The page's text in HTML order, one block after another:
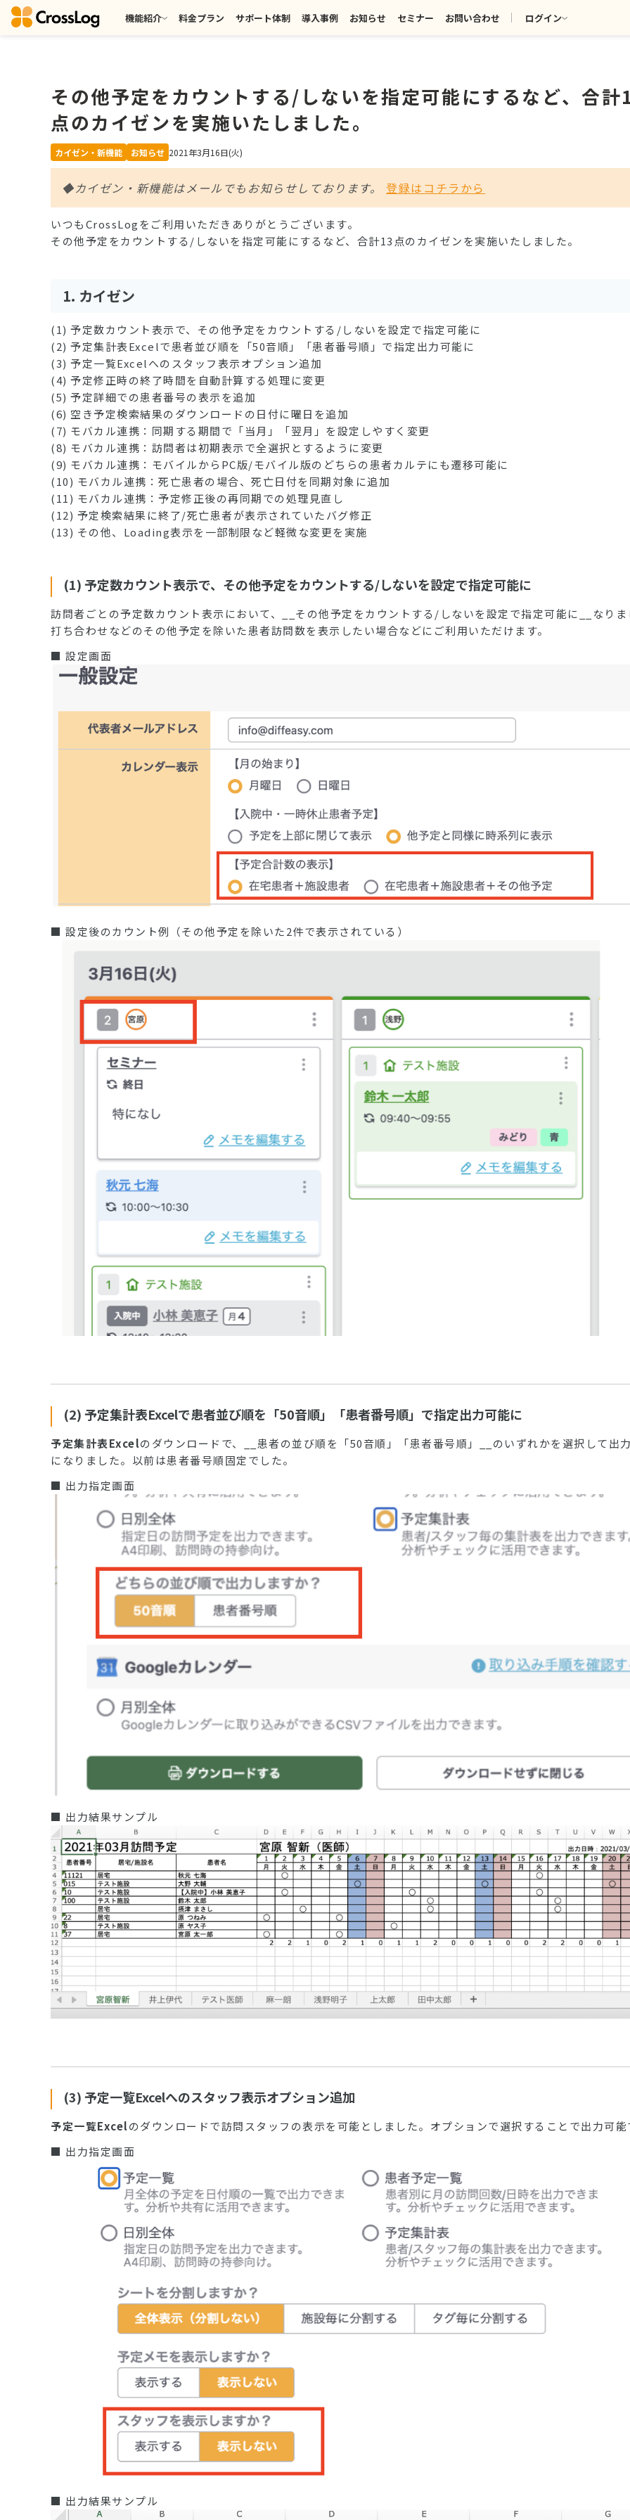
機能紹介 料金プラン サポート体制 導入事例 お知らせ セミナー お問い合わせ ログイン
その他予定をカウントする/しないを指定可能にするなど、合計
点のカイゼンを実施いたしました。
カイゼン・新機能 お知らせ 2021年3月16日(火)
◆カイゼン・新機能はメールでもお知らせしております。 登録はコチラから
いつもCrossLogをご利用いただきありがとうございます。
その他予定をカウントする/しないを指定可能にするなど、合計13点のカイゼンを実施いたしました。
1. カイゼン
(1) 予定数カウント表示で、その他予定をカウントする/しないを設定で指定可能に
(2) 予定集計表Excelで患者並び順を「50音順」「患者番号順」で指定出力可能に
(3) 予定一覧Excelへのスタッフ表示オプション追加
(4) 予定修正時の終了時間を自動計算する処理に変更
(5) 予定詳細での患者番号の表示を追加
(6) 空き予定検索結果のダウンロードの日付に曜日を追加
(7) モバカル連携：同期する期間で「当月」「翌月」を設定しやすく変更
(8) モバカル連携：訪問者は初期表示で全選択とするように変更
(9) モバカル連携：モバイルからPC版/モバイル版のどちらの患者カルテにも遷移可能に
(10) モバカル連携：死亡患者の場合、死亡日付を同期対象に追加
(11) モバカル連携：予定修正後の再同期での処理見直し
(12) 予定検索結果に終了/死亡患者が表示されていたバグ修正
(13) その他、Loading表示を一部制限など軽微な変更を実施
(1) 予定数カウント表示で、その他予定をカウントする/しないを設定で指定可能に
訪問者ごとの予定数カウント表示において、__その他予定をカウントする/しないを設定で指定可能に__なり
打ち合わせなどのその他予定を除いた患者訪問数を表示したい場合などにご利用いただけます。
■ 設定画面
■ 設定後のカウント例（その他予定を除いた2件で表示されている）
(2) 予定集計表Excelで患者並び順を「50音順」「患者番号順」で指定出力可能に
予定集計表Excelのダウンロードで、__患者の並び順を「50音順」「患者番号順」__のいずれかを選択して出
になりました。以前は患者番号順固定でした。
■ 出力指定画面
■ 出力結果サンプル
(3) 予定一覧Excelへのスタッフ表示オプション追加
予定一覧Excelのダウンロードで訪問スタッフの表示を可能としました。オプションで選択することで出力可能
■ 出力指定画面
■ 出力結果サンプル